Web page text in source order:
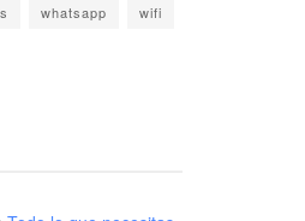
whatsapp wifi